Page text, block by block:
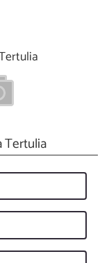
Tertulia